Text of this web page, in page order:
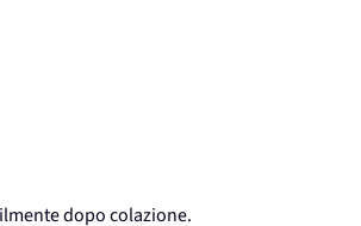
dopo colazione.